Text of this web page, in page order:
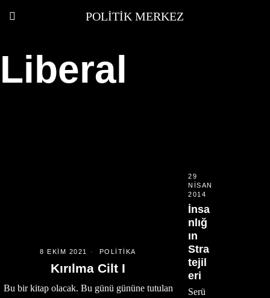
POLITIK MERKEZ
Liberal
8 EKIM 2021 POLITIKA
Kırılma Cilt I
Bu bir kitap olacak. Bu günü gününe tutulan
29
NISAN
2014
İnsa
nlığ
ın
Stra
tejil
eri
Serü